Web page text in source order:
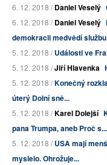
6. 12. 2018 /Daniel Veselý
6. 12. 2018 /Daniel Veselý
demokracii medvědí službu
5. 12. 2018 /Události ve
5. 12. 2018 /Jiří Hlavenka
5. 12. 2018 /Konečný
úterý Dolní sně...
5. 12. 2018 /Karel Dolejší
pana Trumpa, aneb Proč s...
5. 12. 2018 /USA mají
myslelo. Ohrožuje...